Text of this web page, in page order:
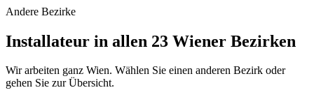
Andere Bezirke
Installateur in allen 23 Wiener Bezirken
Wir arbeiten ganz Wien. Wählen Sie einen anderen Bezirk oder
gehen Sie zur Übersicht.